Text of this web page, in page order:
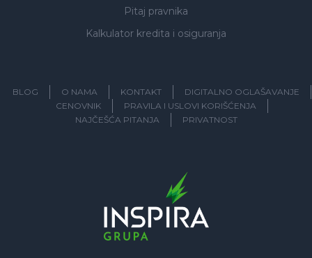
Pitaj pravnika
Kalkulator kredita i osiguranja
BLOG O NAMA KONTAKT
DIGITALNO OGLAŠAVANJE
CENOVNIK
PRAVILA I USLOVI KORIŠĆENJA
NAJČEŠĆA PITANJA
PRIVATNOST